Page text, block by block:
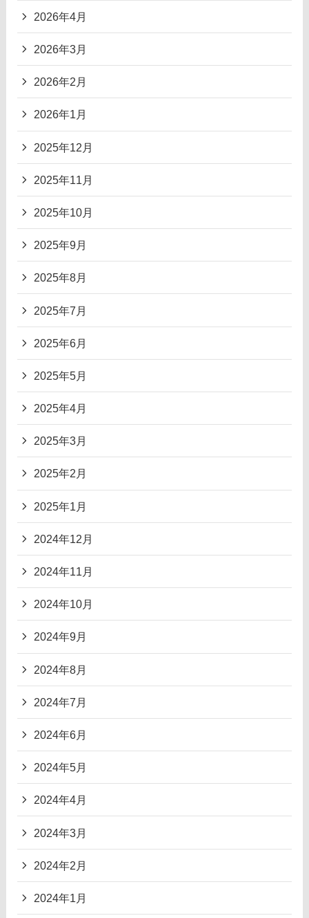
2026年4月
2026年3月
2026年2月
2026年1月
2025年12月
2025年11月
2025年10月
2025年9月
2025年8月
2025年7月
2025年6月
2025年5月
2025年4月
2025年3月
2025年2月
2025年1月
2024年12月
2024年11月
2024年10月
2024年9月
2024年8月
2024年7月
2024年6月
2024年5月
2024年4月
2024年3月
2024年2月
2024年1月